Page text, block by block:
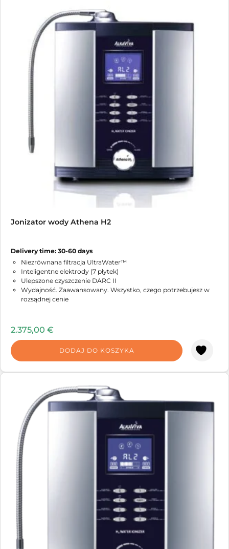
Jonizator wody Athena H2
Delivery time: 30-60 days
Niezrównana filtracja UltraWater™
Inteligentne elektrody (7 płytek)
Ulepszone czyszczenie DARC II
Wydajność. Zaawansowany. Wszystko, czego potrzebujesz w
rozsądnej cenie
2.375,00 €
DODAJ DO KOSZYKA